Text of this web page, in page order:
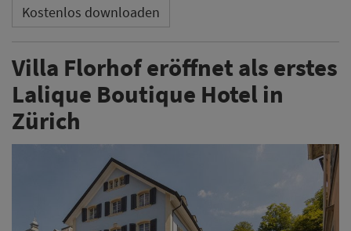
Kostenlos downloaden
Villa Florhof eröffnet als erstes
Lalique Boutique Hotel in
Zürich